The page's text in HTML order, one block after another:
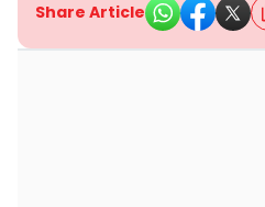
Share Article